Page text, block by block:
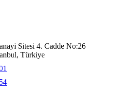
Sitesi 4. Cadde No:26
Türkiye